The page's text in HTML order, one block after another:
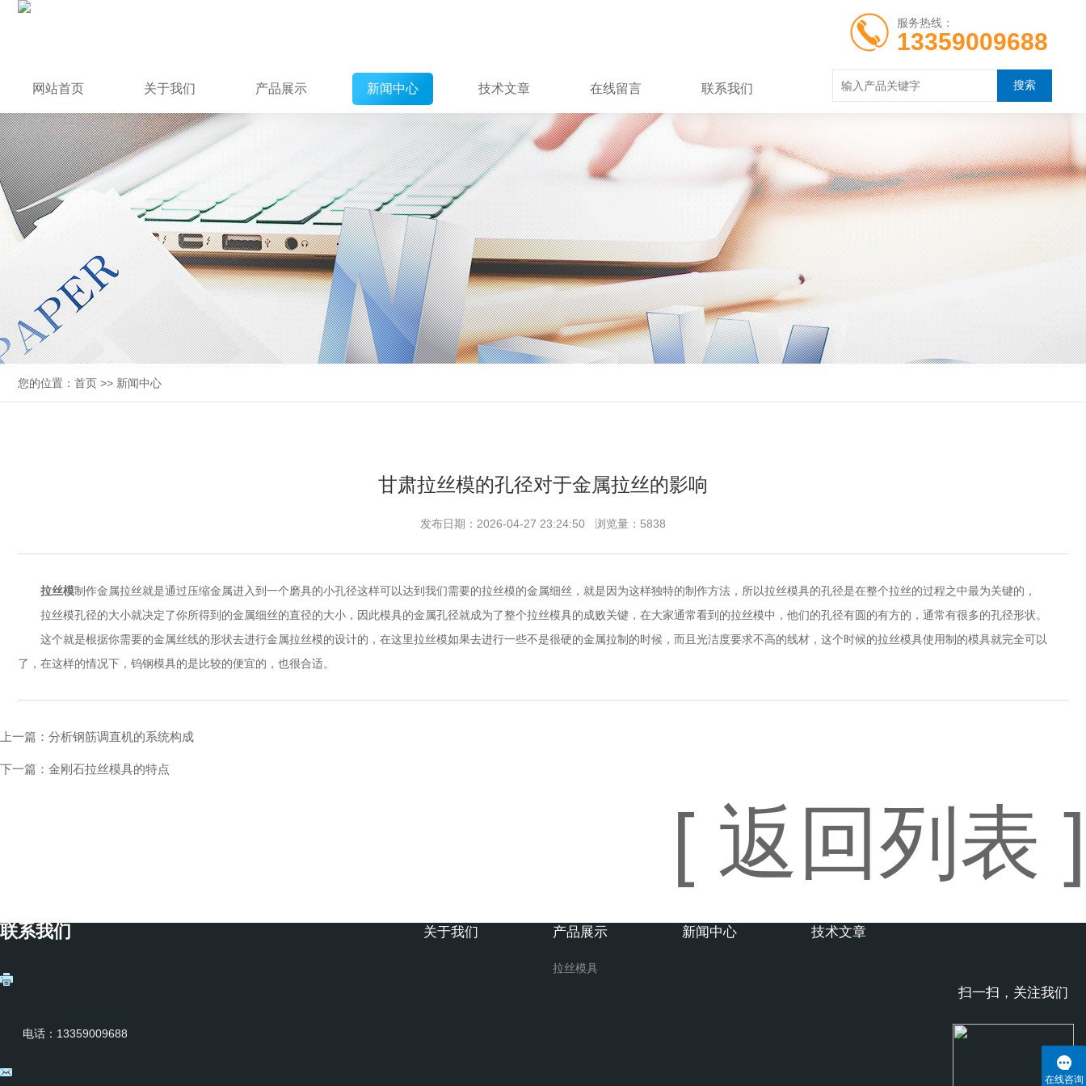
服务热线：
13359009688
网站首页 关于我们 产品展示 新闻中心 技术文章 在线留言 联系我们
您的位置： 首页 >> 新闻中心
甘肃拉丝模的孔径对于金属拉丝的影响
发布日期：2026-04-27 23:24:50 浏览量：5838
拉丝模制作金属拉丝就是通过压缩金属进入到一个磨具的小孔径这样可以达到我们需要的拉丝模的金属细丝，就是因为这样独特的制作方法，所以拉丝模具的孔径是在整个拉丝的过程之中最为关键的，
拉丝模孔径的大小就决定了你所得到的金属细丝的直径的大小，因此模具的金属孔径就成为了整个拉丝模具的成败关键，在大家通常看到的拉丝模中，他们的孔径有圆的有方的，通常有很多的孔径形状。
这个就是根据你需要的金属丝线的形状去进行金属拉丝模的设计的，在这里拉丝模如果去进行一些不是很硬的金属拉制的时候，而且光洁度要求不高的线材，这个时候的拉丝模具使用制的模具就完全可以
了，在这样的情况下，钨钢模具的是比较的便宜的，也很合适。
上一篇： 分析钢筋调直机的系统构成
下一篇： 金刚石拉丝模具的特点
[ 返回列表 ]
联系我们
电话：13359009688
扫一扫，关注我们
关于我们 产品展示
拉丝模具
新闻中心 技术文章
在线咨询